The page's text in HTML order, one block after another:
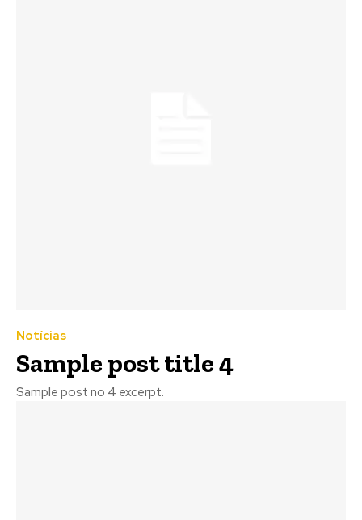
Notícias
Sample post title 4
Sample post no 4 excerpt.